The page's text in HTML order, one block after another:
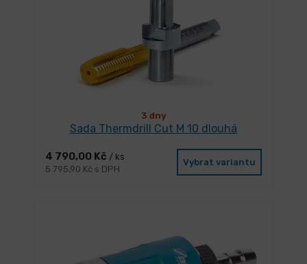
3 dny
Sada Thermdrill Cut M 10 dlouhá
4 790,00 Kč / ks
5 795,90 Kč s DPH
Vybrat variantu